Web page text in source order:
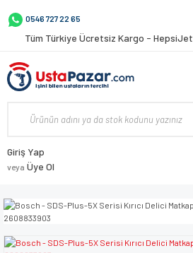
0546 727 22 65
Tüm Türkiye Ücretsiz Kargo - HepsiJet
Giriş Yap
veya Üye Ol